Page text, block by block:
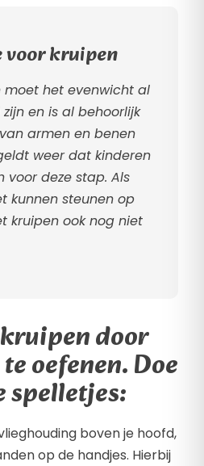
kruipen
moet het evenwicht al
en is al behoorlijk
armen en benen
weer dat kinderen
voor deze stap. Als
kunnen steunen op
kruipen ook nog niet
door
oefenen. Doe
spelletjes:
boven je hoofd,
op de handjes. Hierbij